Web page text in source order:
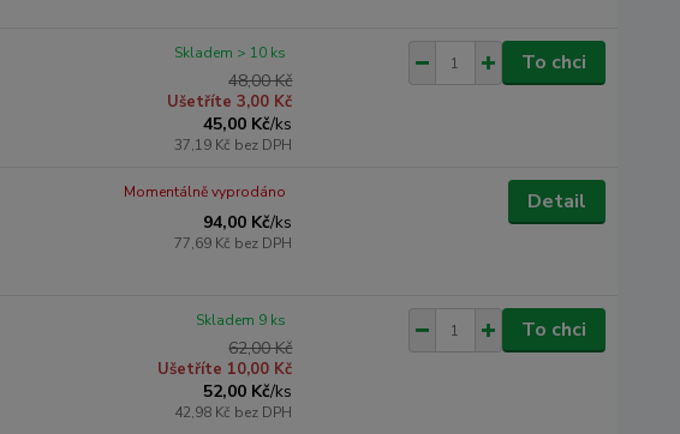
48,00 Kč
Ušetříte 3,00 Kč
45,00 Kč/ks
37,19 Kč bez DPH
Skladem > 10 ks To chci
94,00 Kč/ks
77,69 Kč bez DPH
Momentálně vyprodáno Detail
62,00 Kč
Ušetříte 10,00 Kč
52,00 Kč/ks
42,98 Kč bez DPH
Skladem 9 ks To chci